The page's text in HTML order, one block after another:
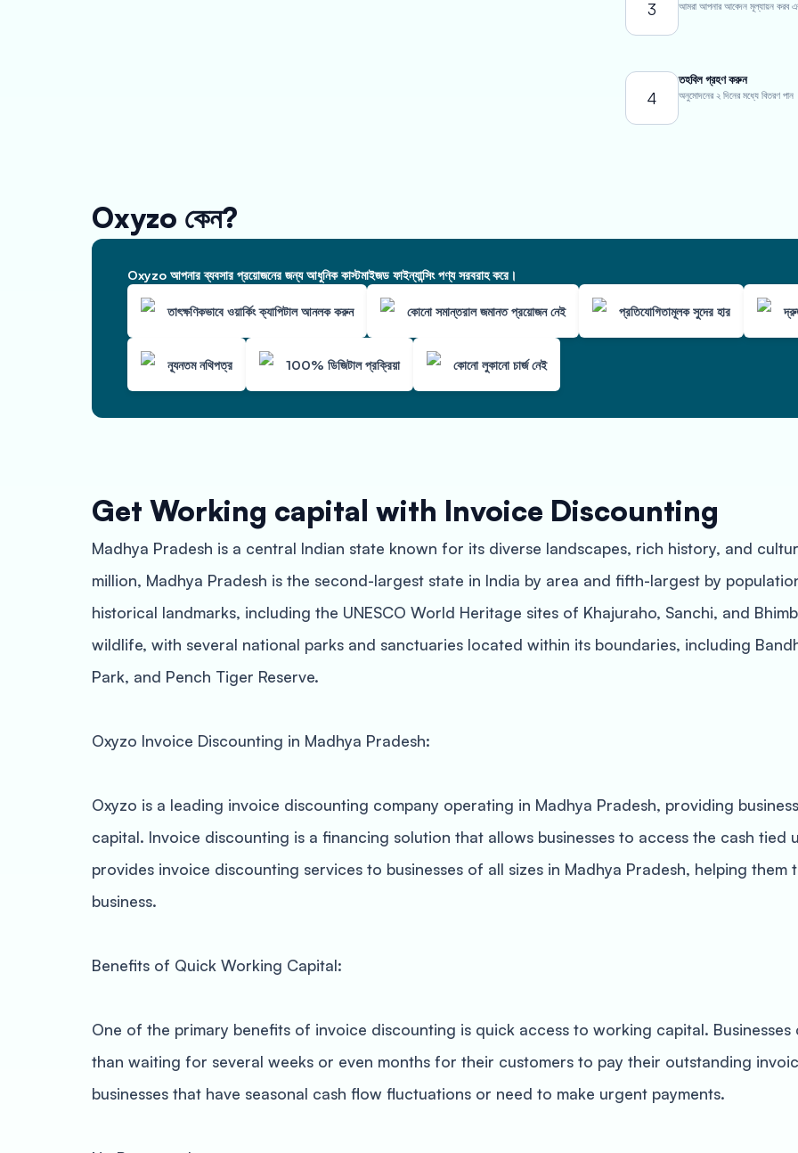
3 আমরা আপনার আবেদন মূল্যায়ন করব
4
তহবিল গ্রহণ করুন
অনুমোদনের ২ দিনের মধ্যে বিতরণ পান
Oxyzo কেন?
Oxyzo আপনার ব্যবসার প্রয়োজনের জন্য আধুনিক কাস্টমাইজড ফাইন্যান্সিং পণ্য সরবরাহ করে।
তাৎক্ষণিকভাবে ওয়ার্কিং ক্যাপিটাল আনলক করুন কোনো সমান্তরাল জমানত প্রয়োজন নেই প্রতিযোগিতামূলক সুদের হার
ন্যূনতম নথিপত্র 100% ডিজিটাল প্রক্রিয়া কোনো লুকানো চার্জ নেই
Get Working capital with Invoice Discounting
Madhya Pradesh is a central Indian state known for its diverse landscapes, rich history, and
million, Madhya Pradesh is the second-largest state in India by area and fifth-largest by
historical landmarks, including the UNESCO World Heritage sites of Khajuraho, Sanchi, and
wildlife, with several national parks and sanctuaries located within its boundaries, including
Park, and Pench Tiger Reserve.
Oxyzo Invoice Discounting in Madhya Pradesh:
Oxyzo is a leading invoice discounting company operating in Madhya Pradesh, providing
capital. Invoice discounting is a financing solution that allows businesses to access the cash tied
provides invoice discounting services to businesses of all sizes in Madhya Pradesh, helping
business.
Benefits of Quick Working Capital:
One of the primary benefits of invoice discounting is quick access to working capital.
than waiting for several weeks or even months for their customers to pay their outstanding
businesses that have seasonal cash flow fluctuations or need to make urgent payments.